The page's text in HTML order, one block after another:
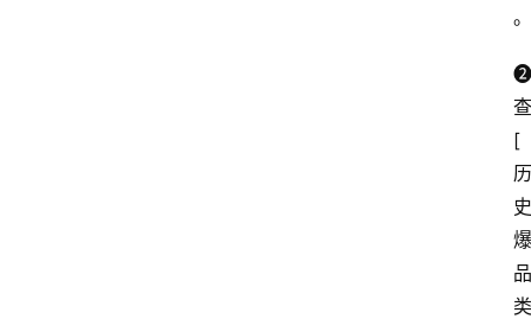
。
❷
查
[
历
史
爆
品
类